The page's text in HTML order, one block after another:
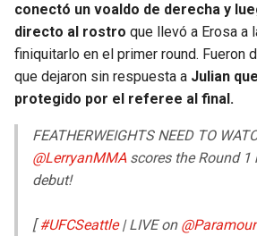
conectó un voaldo de derecha y
directo al rostro que llevó a Erosa a
finiquitarlo en el primer round. Fueron
que dejaron sin respuesta a Julian
protegido por el referee al final.
FEATHERWEIGHTS NEED TO
@LerryanMMAscores the Round 1
debut!
[#UFCSeattle| LIVE on